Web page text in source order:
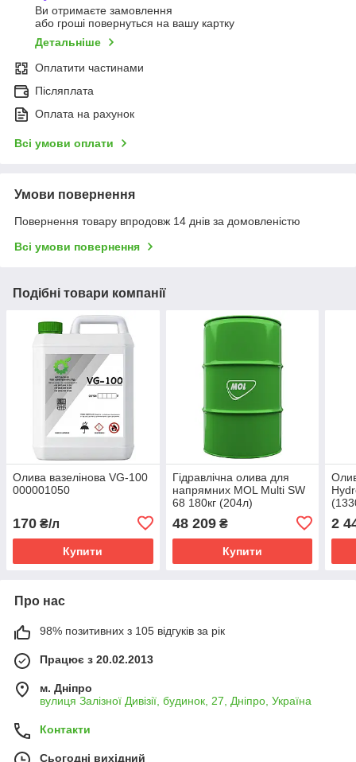
Ви отримаєте замовлення
або гроші повернуться на вашу картку
Детальніше
Оплатити частинами
Післяплата
Оплата на рахунок
Всі умови оплати
Умови повернення
Повернення товару впродовж 14 днів за домовленістю
Всі умови повернення
Подібні товари компанії
Олива вазелінова VG-100
000001050
170 ₴/л
Купити
Гідравлічна олива для
напрямних MOL Multi SW
68 180кг (204л)
48 209₴
Купити
2
Про нас
98% позитивних з 105 відгуків за рік
Працює з 20.02.2013
м. Дніпро
вулиця Залізної Дивізії, будинок, 27, Дніпро, Україна
Контакти
Сьогодні вихідний